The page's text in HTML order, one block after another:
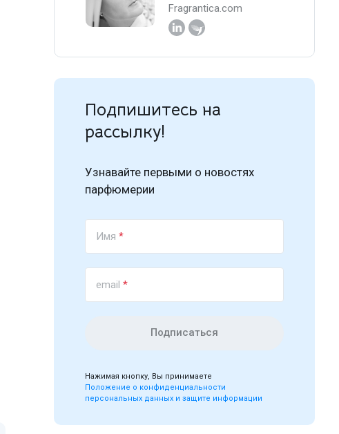
Fragrantica.com
Подпишитесь на
рассылку!
Узнавайте первыми о новостях
парфюмерии
Имя *
email *
Подписаться
Нажимая кнопку, Вы принимаете
Положение о конфиденциальности
персональных данных и защите информации